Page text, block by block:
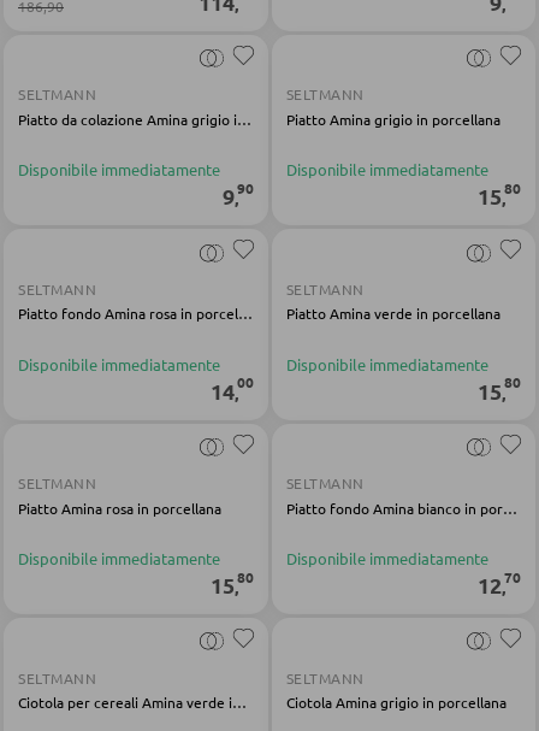
Carrelli da bar
Sgabelli da bar
Tavoli da pranzo
PANCHE
Panche angolari
Set con tavolo e panche angolari
186,90
SELTMANN
Piatto da colazione Amina grigio in porcellana
Disponibile immediatamente
9,90
SELTMANN
Piatto Amina grigio in porcellana
Disponibile immediatamente
15,80
SELTMANN
Piatto fondo Amina rosa in porcellana
Disponibile immediatamente
14,00
SELTMANN
Piatto Amina verde in porcellana
Disponibile immediatamente
15,80
SELTMANN
Piatto Amina rosa in porcellana
Disponibile immediatamente
15,80
SELTMANN
Piatto fondo Amina bianco in porcellana
Disponibile immediatamente
12,70
SELTMANN
Ciotola per cereali Amina verde in porcellana
SELTMANN
Ciotola Amina grigio in porcellana